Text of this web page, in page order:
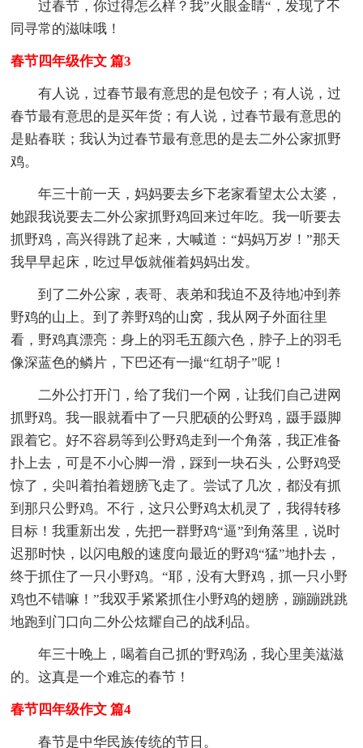
过春节，你过得怎么样？我”火眼金睛“，发现了不
同寻常的滋味哦！
春节四年级作文 篇3
有人说，过春节最有意思的是包饺子；有人说，过
春节最有意思的是买年货；有人说，过春节最有意思的
是贴春联；我认为过春节最有意思的是去二外公家抓野
鸡。
年三十前一天，妈妈要去乡下老家看望太公太婆，
她跟我说要去二外公家抓野鸡回来过年吃。我一听要去
抓野鸡，高兴得跳了起来，大喊道：“妈妈万岁！”那天
我早早起床，吃过早饭就催着妈妈出发。
到了二外公家，表哥、表弟和我迫不及待地冲到养
野鸡的山上。到了养野鸡的山窝，我从网子外面往里
看，野鸡真漂亮：身上的羽毛五颜六色，脖子上的羽毛
像深蓝色的鳞片，下巴还有一撮“红胡子”呢！
二外公打开门，给了我们一个网，让我们自己进网
抓野鸡。我一眼就看中了一只肥硕的公野鸡，蹑手蹑脚
跟着它。好不容易等到公野鸡走到一个角落，我正准备
扑上去，可是不小心脚一滑，踩到一块石头，公野鸡受
惊了，尖叫着拍着翅膀飞走了。尝试了几次，都没有抓
到那只公野鸡。不行，这只公野鸡太机灵了，我得转移
目标！我重新出发，先把一群野鸡“逼”到角落里，说时
迟那时快，以闪电般的速度向最近的野鸡“猛”地扑去，
终于抓住了一只小野鸡。“耶，没有大野鸡，抓一只小野
鸡也不错嘛！”我双手紧紧抓住小野鸡的翅膀，蹦蹦跳跳
地跑到门口向二外公炫耀自己的战利品。
年三十晚上，喝着自己抓的'野鸡汤，我心里美滋滋
的。这真是一个难忘的春节！
春节四年级作文 篇4
春节是中华民族传统的节日。